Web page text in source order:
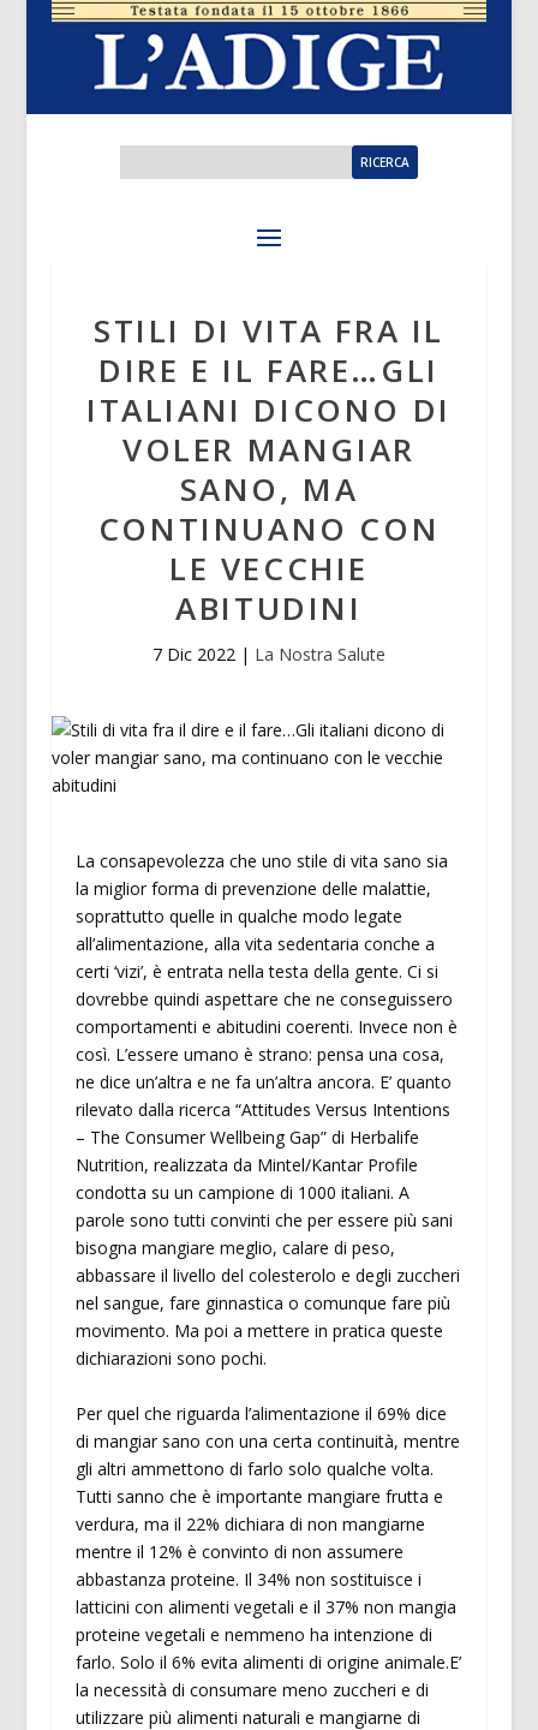
STILI DI VITA FRA IL
DIRE E IL FARE…GLI
ITALIANI DICONO DI
VOLER MANGIAR
SANO, MA
CONTINUANO CON
LE VECCHIE
ABITUDINI
7 Dic 2022| La Nostra Salute
La consapevolezza che uno stile di vita sano sia
la miglior forma di prevenzione delle malattie,
soprattutto quelle in qualche modo legate
all’alimentazione, alla vita sedentaria conche a
certi ‘vizi’, è entrata nella testa della gente. Ci si
dovrebbe quindi aspettare che ne conseguissero
comportamenti e abitudini coerenti. Invece non è
così. L’essere umano è strano: pensa una cosa,
ne dice un’altra e ne fa un’altra ancora. E’ quanto
rilevato dalla ricerca “Attitudes Versus Intentions
– The Consumer Wellbeing Gap” di Herbalife
Nutrition, realizzata da Mintel/Kantar Profile
condotta su un campione di 1000 italiani. A
parole sono tutti convinti che per essere più sani
bisogna mangiare meglio, calare di peso,
abbassare il livello del colesterolo e degli zuccheri
nel sangue, fare ginnastica o comunque fare più
movimento. Ma poi a mettere in pratica queste
dichiarazioni sono pochi.
Per quel che riguarda l’alimentazione il 69% dice
di mangiar sano con una certa continuità, mentre
gli altri ammettono di farlo solo qualche volta.
Tutti sanno che è importante mangiare frutta e
verdura, ma il 22% dichiara di non mangiarne
mentre il 12% è convinto di non assumere
abbastanza proteine. Il 34% non sostituisce i
latticini con alimenti vegetali e il 37% non mangia
proteine vegetali e nemmeno ha intenzione di
farlo. Solo il 6% evita alimenti di origine animale.E’
la necessità di consumare meno zuccheri e di
utilizzare più alimenti naturali e mangiarne di